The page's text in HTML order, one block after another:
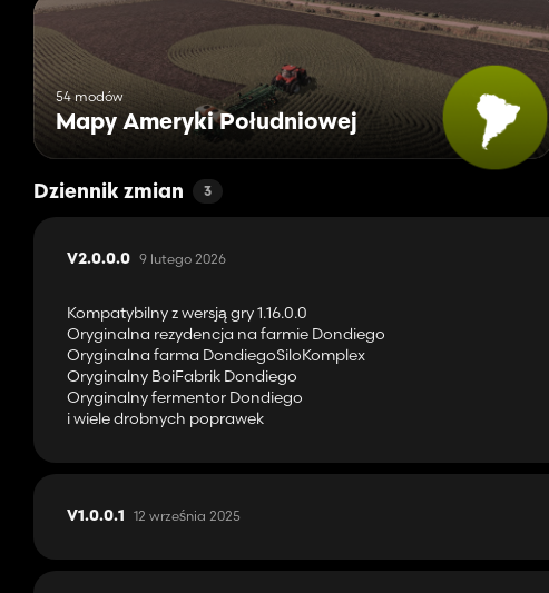
54 modów
Mapy Ameryki Południowej
Dziennik zmian 3
V2.0.0.0 9 lutego 2026
Kompatybilny z wersją gry 1.16.0.0
Oryginalna rezydencja na farmie Dondiego
Oryginalna farma DondiegoSiloKomplex
Oryginalny BoiFabrik Dondiego
Oryginalny fermentor Dondiego
i wiele drobnych poprawek
V1.0.0.1 12 września 2025